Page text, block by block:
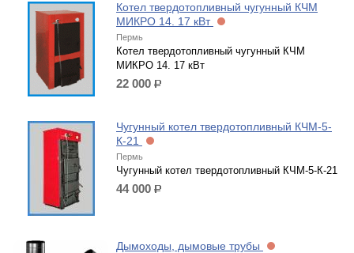
Котел твердотопливный чугунный КЧМ
МИКРО 14. 17 кВт
Пермь
Котел твердотопливный чугунный КЧМ
МИКРО 14. 17 кВт
22 000 р.
Чугунный котел твердотопливный КЧМ-5-
К-21
Пермь
Чугунный котел твердотопливный КЧМ-5-К-21
44 000 р.
Дымоходы, дымовые трубы